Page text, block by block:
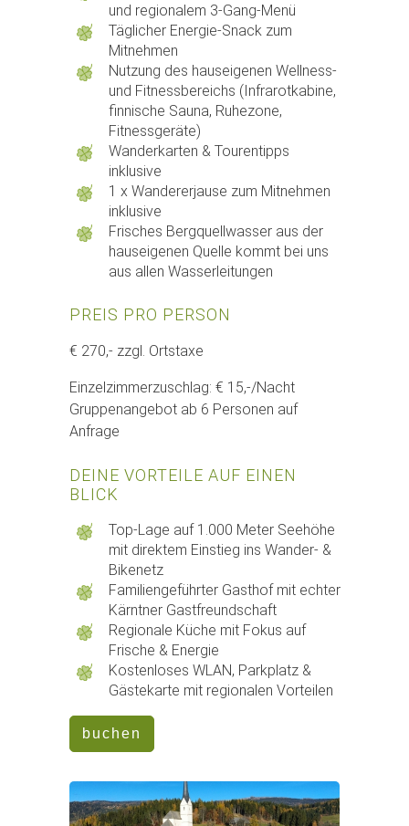
und regionalem 3-Gang-Menü
Täglicher Energie-Snack zum
Mitnehmen
Nutzung des hauseigenen Wellness-
und Fitnessbereichs (Infrarotkabine,
finnische Sauna, Ruhezone,
Fitnessgeräte)
Wanderkarten & Tourentipps
inklusive
1 x Wandererjause zum Mitnehmen
inklusive
Frisches Bergquellwasser aus der
hauseigenen Quelle kommt bei uns
aus allen Wasserleitungen
PREIS PRO PERSON
€ 270,- zzgl. Ortstaxe
Einzelzimmerzuschlag: € 15,-/Nacht
Gruppenangebot ab 6 Personen auf
Anfrage
DEINE VORTEILE AUF EINEN
BLICK
Top-Lage auf 1.000 Meter Seehöhe
mit direktem Einstieg ins Wander- &
Bikenetz
Familiengeführter Gasthof mit echter
Kärntner Gastfreundschaft
Regionale Küche mit Fokus auf
Frische & Energie
Kostenloses WLAN, Parkplatz &
Gästekarte mit regionalen Vorteilen
buchen